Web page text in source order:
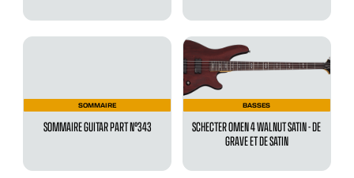
SOMMAIRE
SOMMAIRE GUITAR PART N°343
BASSES
SCHECTER OMEN 4 WALNUT SATIN - DE
GRAVE ET DE SATIN